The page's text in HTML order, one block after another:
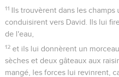
11 Ils trouvèrent dans les champs
conduisirent vers David. Ils lui
de l'eau,
12 et ils lui donnèrent un
sèches et deux gâteaux aux
mangé, les forces lui revinrent,